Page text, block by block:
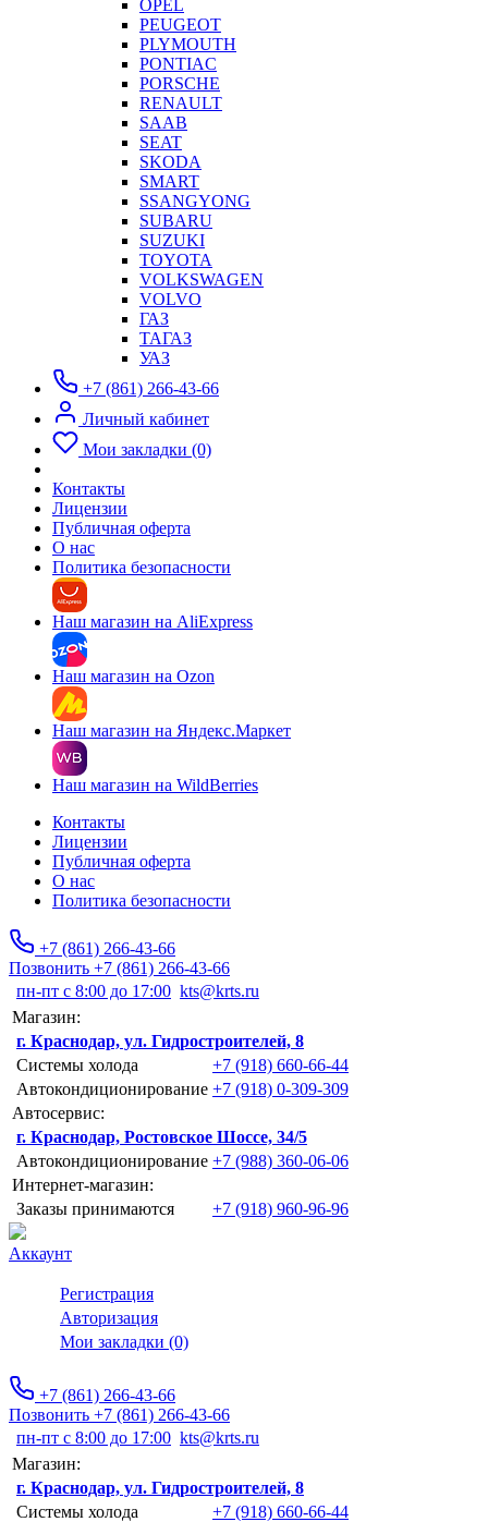
OPEL
PEUGEOT
PLYMOUTH
PONTIAC
PORSCHE
RENAULT
SAAB
SEAT
SKODA
SMART
SSANGYONG
SUBARU
SUZUKI
TOYOTA
VOLKSWAGEN
VOLVO
ГАЗ
ТАГАЗ
УАЗ
+7 (861) 266-43-66
Личный кабинет
Мои закладки (0)
Контакты
Лицензии
Публичная оферта
О нас
Политика безопасности
Наш магазин на AliExpress
Наш магазин на Ozon
Наш магазин на Яндекс.Маркет
Наш магазин на WildBerries
Контакты
Лицензии
Публичная оферта
О нас
Политика безопасности
+7 (861) 266-43-66
Позвонить +7 (861) 266-43-66
пн-пт с 8:00 до 17:00 kts@krts.ru
Магазин:
г. Краснодар, ул. Гидростроителей, 8
Системы холода
+7 (918) 660-66-44
Автокондиционирование +7 (918) 0-309-309
Автосервис:
г. Краснодар, Ростовское Шоссе, 34/5
Автокондиционирование +7 (988) 360-06-06
Интернет-магазин:
Заказы принимаются
+7 (918) 960-96-96
Аккаунт
Регистрация
Авторизация
Мои закладки (0)
+7 (861) 266-43-66
Позвонить +7 (861) 266-43-66
пн-пт с 8:00 до 17:00 kts@krts.ru
Магазин:
г. Краснодар, ул. Гидростроителей, 8
Системы холода
+7 (918) 660-66-44